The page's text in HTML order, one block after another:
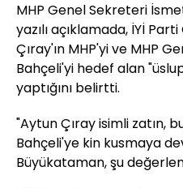
MHP Genel Sekreteri
yazılı açıklamada, İYİ
Çıray'ın MHP'yi ve MHP
Bahçeli'yi hedef alan
yaptığını belirtti.
"Aytun Çıray isimli zatın,
Bahçeli'ye kin kusmaya
Büyükataman, şu